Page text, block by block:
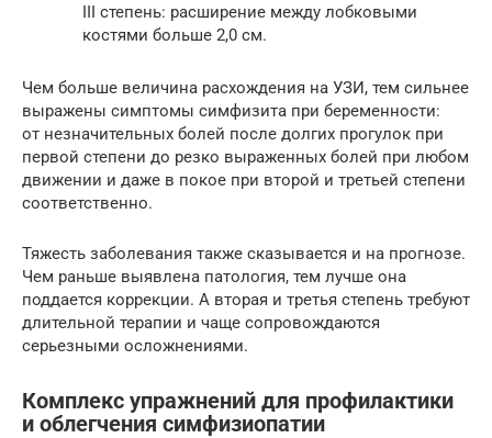
III степень: расширение между лобковыми
костями больше 2,0 см.
Чем больше величина расхождения на УЗИ, тем сильнее
выражены симптомы симфизита при беременности:
от незначительных болей после долгих прогулок при
первой степени до резко выраженных болей при любом
движении и даже в покое при второй и третьей степени
соответственно.
Тяжесть заболевания также сказывается и на прогнозе.
Чем раньше выявлена патология, тем лучше она
поддается коррекции. А вторая и третья степень требуют
длительной терапии и чаще сопровождаются
серьезными осложнениями.
Комплекс упражнений для профилактики
и облегчения симфизиопатии